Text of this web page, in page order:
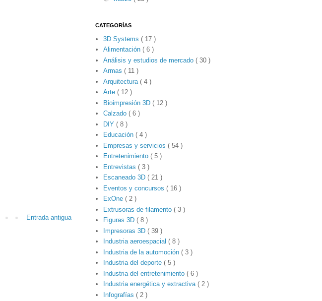
Entrada antigua
CATEGORÍAS
3D Systems( 17 )
Alimentación( 6 )
Análisis y estudios de mercado( 30 )
Armas( 11 )
Arquitectura( 4 )
Arte( 12 )
Bioimpresión 3D( 12 )
Calzado( 6 )
DIY( 8 )
Educación( 4 )
Empresas y servicios( 54 )
Entretenimiento( 5 )
Entrevistas( 3 )
Escaneado 3D( 21 )
Eventos y concursos( 16 )
ExOne( 2 )
Extrusoras de filamento( 3 )
Figuras 3D( 8 )
Impresoras 3D( 39 )
Industria aeroespacial( 8 )
Industria de la automoción( 3 )
Industria del deporte( 5 )
Industria del entretenimiento( 6 )
Industria energética y extractiva( 2 )
Infografías( 2 )